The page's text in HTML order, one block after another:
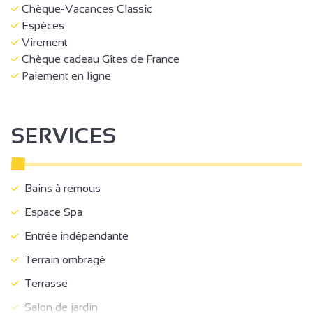
Chèque-Vacances Classic
Espèces
Virement
Chèque cadeau Gîtes de France
Paiement en ligne
SERVICES
Bains à remous
Espace Spa
Entrée indépendante
Terrain ombragé
Terrasse
Salon de jardin